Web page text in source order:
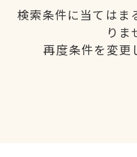
検索条件に当てはま
りま
再度条件を変更